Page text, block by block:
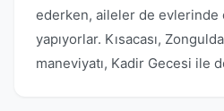
ederken, aileler de evlerinde
yapıyorlar. Kısacası,
maneviyatı, Kadir Gecesi ile